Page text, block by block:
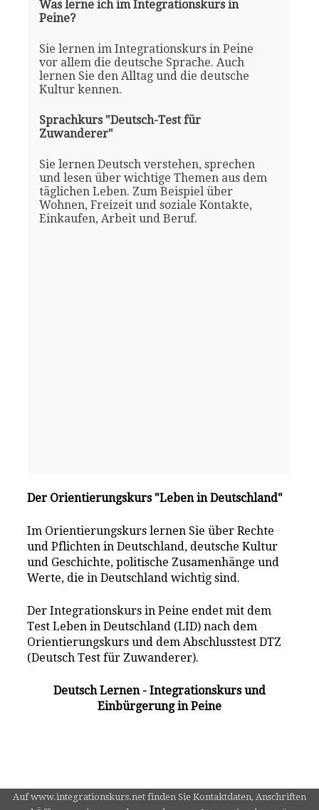
Was lerne ich im Integrationskurs in
Peine?
Sie lernen im Integrationskurs in Peine
vor allem die deutsche Sprache. Auch
lernen Sie den Alltag und die deutsche
Kultur kennen.
Sprachkurs "Deutsch-Test für
Zuwanderer"
Sie lernen Deutsch verstehen, sprechen
und lesen über wichtige Themen aus dem
täglichen Leben. Zum Beispiel über
Wohnen, Freizeit und soziale Kontakte,
Einkaufen, Arbeit und Beruf.
Der Orientierungskurs "Leben in Deutschland"
Im Orientierungskurs lernen Sie über Rechte
und Pflichten in Deutschland, deutsche Kultur
und Geschichte, politische Zusamenhänge und
Werte, die in Deutschland wichtig sind.
Der Integrationskurs in Peine endet mit dem
Test Leben in Deutschland (LID) nach dem
Orientierungskurs und dem Abschlusstest DTZ
(Deutsch Test für Zuwanderer).
Deutsch Lernen - Integrationskurs und
Einbürgerung in Peine
Auf www.integrationskurs.net finden Sie Kontaktdaten, Anschriften